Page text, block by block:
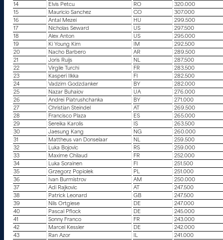
14
Elvis Petcu RO
320.000
15
Mauricio Sanchez CO
307.000
16
Antal Mezei HU
299.500
17
Nicholas Seward US
297.500
18
Alex Anton US
295.000
19
Ki Young Kim IM
292.500
20
Nacho Barbero AR
289.500
21
Joris Ruijs NL
287.500
22
Virgile Turchi FR
283.500
23
Kasperi Ilkka FI
282.500
24
Vadzim Godzdanker BY
282.000
25
Nazar Buhaiov UA
276.000
26
Andrei Piatrushchanka BY
271.000
27
Christian Steindel AT
269.500
28
Francisco Plaza ES
265.000
29
Sereika Karolis IS
263.500
30
Jaesung Kang NG
260.000
31
Mattheus van Donselaar NL
259.500
32
Luka Bojovic RS
259.000
33
Maxime Chilaud FR
252.000
34
Luka Sorainen FI
251.500
35
Grzegorz Popiolek PL
251.000
36
Ivan Burmistrov AM
250.000
37
Adi Rajkovic AT
247.500
38
Patrick Leonard GB
247.500
39
Nils Ortgiese DE
247.000
40
Pascal Pflock DE
245.000
41
Sonny Franco FR
243.000
42
Marcel Kessler DE
242.000
43
Ran Azor IL
241.000